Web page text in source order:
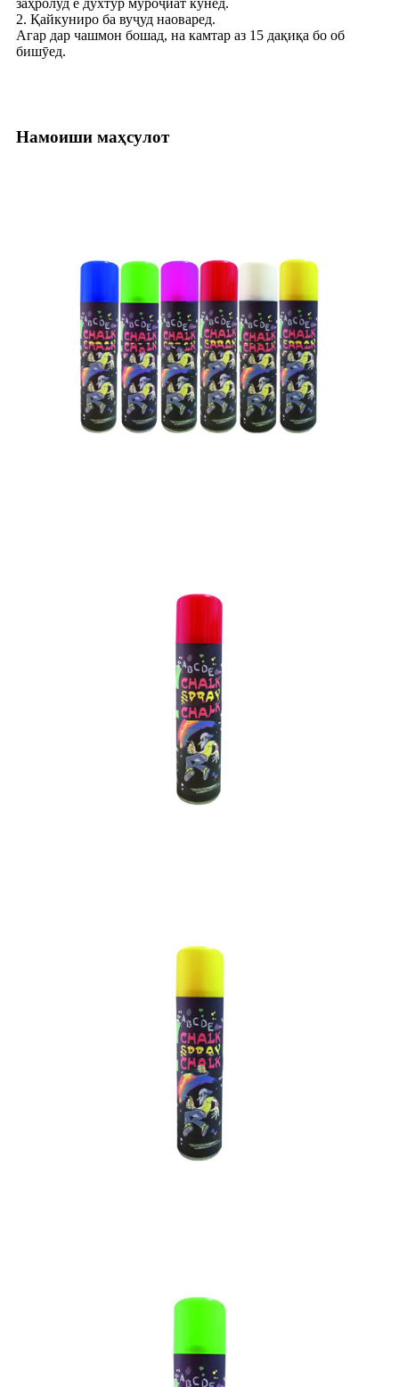
заҳролуд ё духтур муроҷиат кунед.
2. Қайкуниро ба вуҷуд наоваред.
Агар дар чашмон бошад, на камтар аз 15 дақиқа бо об
бишӯед.
Намоиши маҳсулот